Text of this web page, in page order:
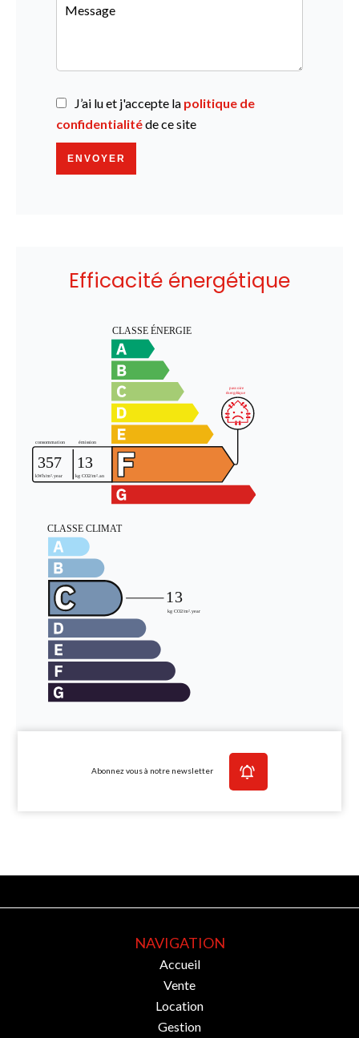
J’ai lu et j'accepte la politique de
confidentialitéde ce site
ENVOYER
Efficacité énergétique
Abonnez vous à notre newsletter
NAVIGATION
Accueil
Vente
Location
Gestion